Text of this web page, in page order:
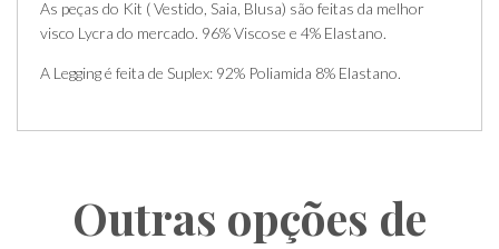
As peças do Kit ( Vestido, Saia, Blusa) são feitas da melhor
visco Lycra do mercado. 96% Viscose e 4% Elastano.
A Legging é feita de Suplex: 92% Poliamida 8% Elastano.
Outras opções de